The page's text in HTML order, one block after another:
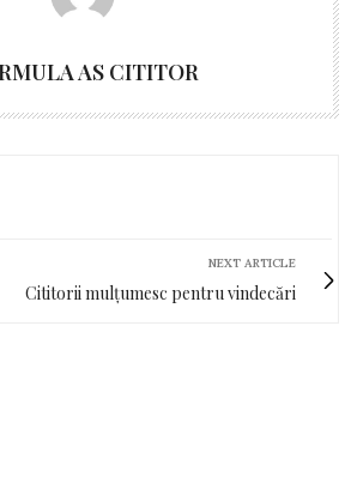
AS CITITOR
NEXT ARTICLE
Cititorii mulțumesc pentru vindecări